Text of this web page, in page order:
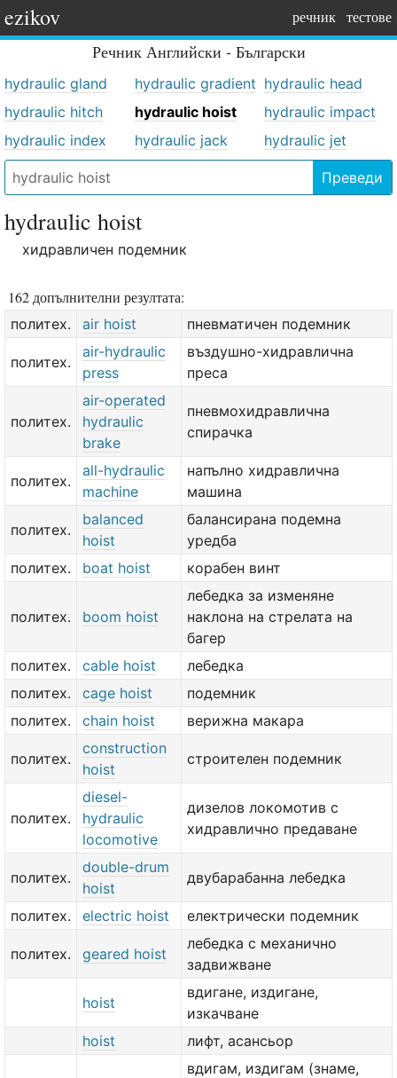
ezikov речник тестове
Речник Английски - Български
hydraulic gland hydraulic gradient hydraulic head
hydraulic hitch
hydraulic hoist
hydraulic impact
hydraulic index
hydraulic jack hydraulic jet
Преведи
hydraulic hoist
хидравличен подемник
162 допълнителни резултата:
политех. air hoist пневматичен подемник
политех.
air-hydraulic
press
въздушно-хидравлична
преса
политех.
air-operated
hydraulic
brake
пневмохидравлична
спирачка
политех.
all-hydraulic
machine
напълно хидравлична
машина
политех.
balanced
hoist
балансирана подемна
уредба
политех.
boat hoist корабен винт
политех. boom hoist
лебедка за изменяне
наклона на стрелата на
багер
политех.
cable hoist
лебедка
политех.
cage hoist
подемник
политех.
chain hoist верижна макара
политех.
construction
hoist
строителен подемник
политех.
diesel-
hydraulic
locomotive
дизелов локомотив с
хидравлично предаване
политех.
double-drum
hoist
двубарабанна лебедка
политех. electric hoist електрически подемник
политех. geared hoist
лебедка с механично
задвижване
hoist
вдигане, издигане,
изкачване
hoist
лифт, асансьор
вдигам, издигам (знаме,